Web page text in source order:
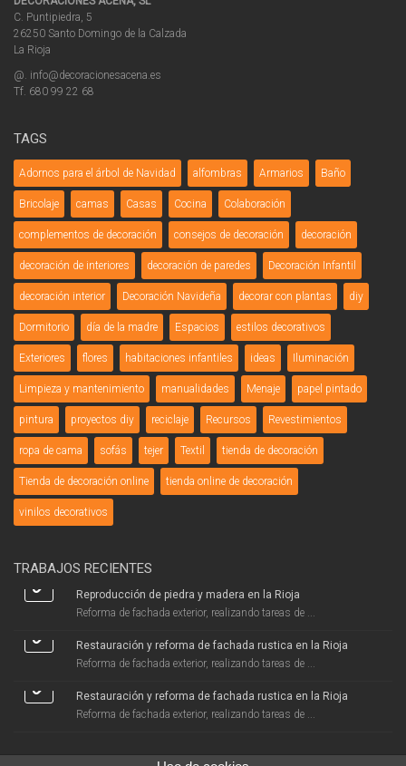
C. Puntipiedra, 5
26250 Santo Domingo de la Calzada
La Rioja
@. info@decoracionesacena.es
Tf. 680 99 22 68
TAGS
Adornos para el árbol de Navidad alfombras Armarios Baño
Bricolaje camas Casas Cocina Colaboración
complementos de decoración consejos de decoración decoración
decoración de interiores decoración de paredes Decoración Infantil
decoración interior Decoración Navideña decorar con plantas diy
Dormitorio día de la madre Espacios estilos decorativos
Exteriores flores habitaciones infantiles ideas Iluminación
Limpieza y mantenimiento manualidades Menaje papel pintado
pintura proyectos diy reciclaje Recursos Revestimientos
ropa de cama sofás tejer Textil tienda de decoración
Tienda de decoración online tienda online de decoración
vinilos decorativos
TRABAJOS RECIENTES
Reproducción de piedra y madera en la Rioja
Reforma de fachada exterior, realizando tareas de ...
Restauración y reforma de fachada rustica en la Rioja
Reforma de fachada exterior, realizando tareas de ...
Restauración y reforma de fachada rustica en la Rioja
Reforma de fachada exterior, realizando tareas de ...